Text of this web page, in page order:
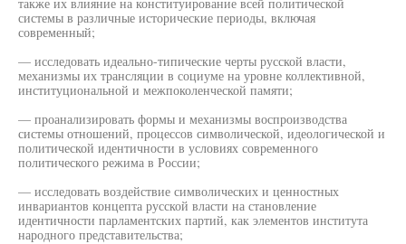
системы в различные исторические периоды, включая
современный;
— исследовать идеально-типические черты русской власти,
механизмы их трансляции в социуме на уровне коллективной,
институциональной и межпоколенческой памяти;
— проанализировать формы и механизмы воспроизводства
системы отношений, процессов символической, идеологической и
политической идентичности в условиях современного
политического режима в России;
— исследовать воздействие символических и ценностных
инвариантов концепта русской власти на становление
идентичности парламентских партий, как элементов института
народного представительства;